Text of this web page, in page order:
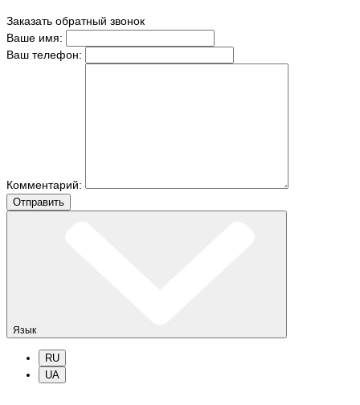
Заказать обратный звонок
Ваше имя:
Ваш телефон:
Комментарий:
Отправить
Язык
RU
UA